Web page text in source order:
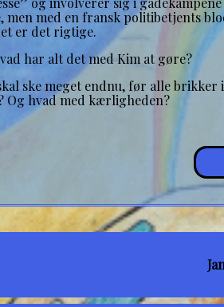
men med en fransk politibetjents
er det rigtige.
har alt det med Kim at gøre?
ske meget endnu, før alle
Og hvad med kærligheden?